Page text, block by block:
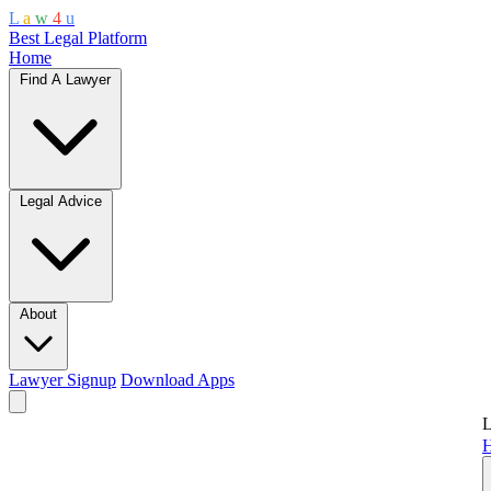
L a w 4 u
Best Legal Platform
Home
Find A Lawyer
Legal Advice
About
Lawyer Signup Download Apps